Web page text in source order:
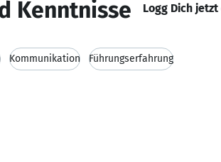
Kenntnisse Logg Dich
Kommunikation Führungserfahrung